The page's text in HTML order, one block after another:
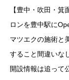
【豊中・吹田・
ロンを豊中駅に
マツエクの施術と
すること間違いな
開設情報は追って